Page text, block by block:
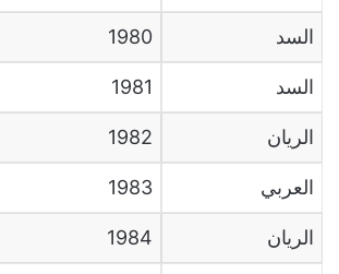
السد 1980
السد 1981
الريان 1982
العربي 1983
الريان 1984